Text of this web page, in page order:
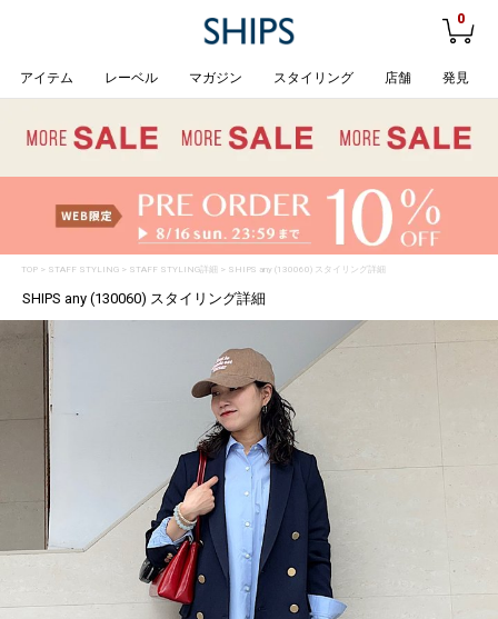
0
アイテム レーベル マガジン スタイリング 店舗 発見
TOP> STAFF STYLING> STAFF STYLING詳細 > SHIPS any (130060) スタイリング詳細
SHIPS any (130060) スタイリング詳細